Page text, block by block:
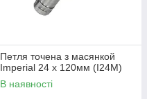
Петля точена з масянкой
Imperial 24 x 120мм (I24M)
В наявності